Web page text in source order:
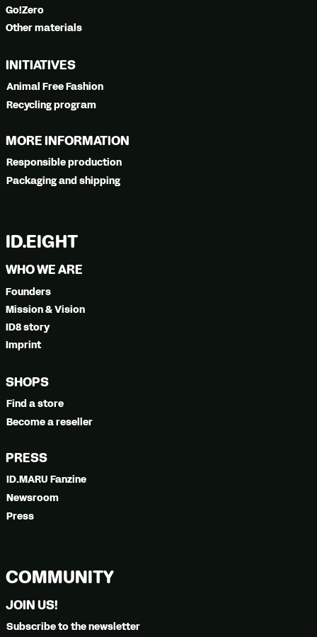
Go!Zero
Other materials
INITIATIVES
Animal Free Fashion
Recycling program
MORE INFORMATION
Responsible production
Packaging and shipping
ID.EIGHT
WHO WE ARE
Founders
Mission & Vision
ID8 story
Imprint
SHOPS
Find a store
Become a reseller
PRESS
ID.MARU Fanzine
Newsroom
Press
COMMUNITY
JOIN US!
Subscribe to the newsletter